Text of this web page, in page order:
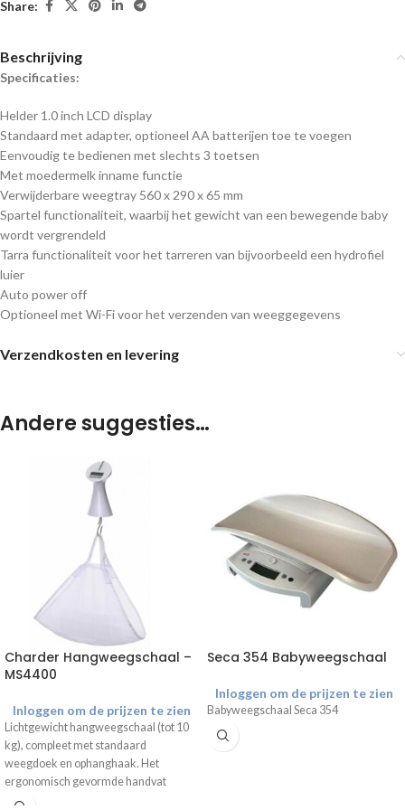
Share:
Beschrijving
Specificaties:
Helder 1.0 inch LCD display
Standaard met adapter, optioneel AA batterijen toe te voegen
Eenvoudig te bedienen met slechts 3 toetsen
Met moedermelk inname functie
Verwijderbare weegtray 560 x 290 x 65 mm
Spartel functionaliteit, waarbij het gewicht van een bewegende baby
wordt vergrendeld
Tarra functionaliteit voor het tarreren van bijvoorbeeld een hydrofiel
luier
Auto power off
Optioneel met Wi-Fi voor het verzenden van weeggegevens
Verzendkosten en levering
Andere suggesties…
Charder Hangweegschaal –
MS4400
Inloggen om de prijzen te zien
Lichtgewicht hangweegschaal (tot 10
kg), compleet met standaard
weegdoek en ophanghaak. Het
ergonomisch gevormde handvat
maakt het mogelijk de weegschaal
Seca 354 Babyweegschaal
Inloggen om de prijzen te zien
Babyweegschaal Seca 354